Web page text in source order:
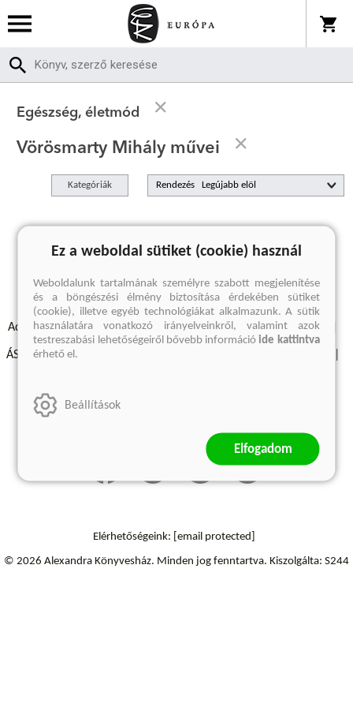
Egészség, életmód
Vörösmarty Mihály művei
Kategóriák Rendezés
A keresett kifejezésre nincs találat
Adatvédelmi szabályzatok Elállási felmondási nyilatkozat
ÁSZF - Vásárlási feltételek
Szállítási információk
Elérhetőségeink: [email protected]
© 2026 Alexandra Könyvesház. Minden jog fenntartva. Kiszolgálta: S244
Ez a weboldal sütiket (cookie) használ
Weboldalunk tartalmának személyre szabott megjelenítése
és a böngészési élmény biztosítása érdekében sütiket
(cookie), illetve egyéb technológiákat alkalmazunk. A sütik
használatára vonatkozó irányelveinkről, valamint azok
testreszabási lehetőségeiről bővebb információide kattintva
érhető el.
Beállítások
Elfogadom